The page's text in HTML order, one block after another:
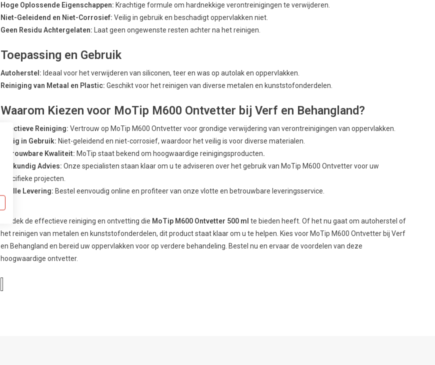
Hoge Oplossende Eigenschappen: Krachtige formule om hardnekkige verontreinigingen te verwijderen.
Niet-Geleidend en Niet-Corrosief: Veilig in gebruik en beschadigt oppervlakken niet.
Geen Residu Achtergelaten: Laat geen ongewenste resten achter na het reinigen.
Toepassing en Gebruik
Autoherstel: Ideaal voor het verwijderen van siliconen, teer en was op autolak en oppervlakken.
Reiniging van Metaal en Plastic: Geschikt voor het reinigen van diverse metalen en kunststofonderdelen.
Waarom Kiezen voor MoTip M600 Ontvetter bij Verf en Behangland?
Effectieve Reiniging: Vertrouw op MoTip M600 Ontvetter voor grondige verwijdering van verontreinigingen van oppervlakken.
Veilig in Gebruik: Niet-geleidend en niet-corrosief, waardoor het veilig is voor diverse materialen.
Betrouwbare Kwaliteit: MoTip staat bekend om hoogwaardige reinigingsproducten.
Deskundig Advies: Onze specialisten staan klaar om u te adviseren over het gebruik van MoTip M600 Ontvetter voor uw
specifieke projecten.
Snelle Levering: Bestel eenvoudig online en profiteer van onze vlotte en betrouwbare leveringsservice.
Ontdek de effectieve reiniging en ontvetting die MoTip M600 Ontvetter 500 ml te bieden heeft. Of het nu gaat om autoherstel of
het reinigen van metalen en kunststofonderdelen, dit product staat klaar om u te helpen. Kies voor MoTip M600 Ontvetter bij Verf
en Behangland en bereid uw oppervlakken voor op verdere behandeling. Bestel nu en ervaar de voordelen van deze
hoogwaardige ontvetter.